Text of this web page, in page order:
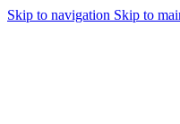
Skip to navigation Skip to